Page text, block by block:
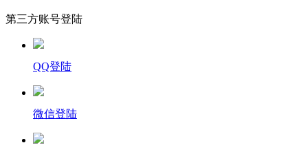
第三方账号登陆
QQ登陆
微信登陆